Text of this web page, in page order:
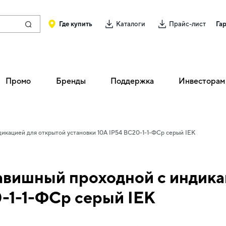
Где купить Каталоги Прайс-лист
Промо Бренды Поддержка Инвесторам
для открытой установки 10А IP54 ВС20-1-1-ФСр серый IEK
проходной с
1-1-ФСр серый IEK